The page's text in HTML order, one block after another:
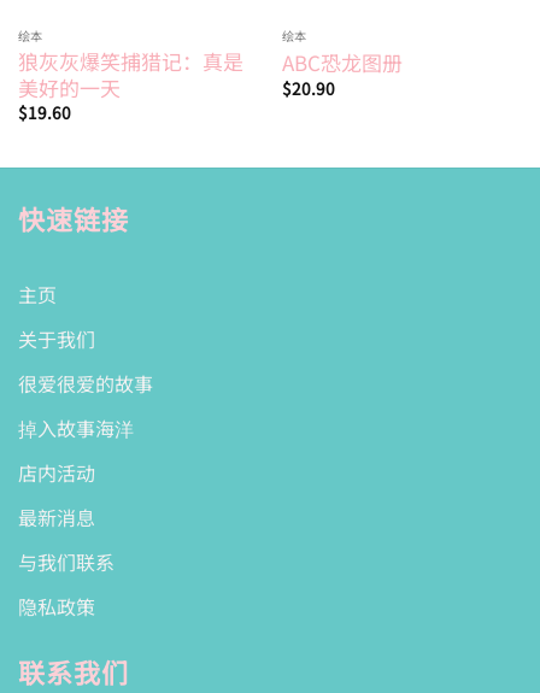
绘本
狼灰灰爆笑捕猎记：真是
美好的一天
$19.60
绘本
ABC恐龙图册
$20.90
快速链接
主页
关于我们
很爱很爱的故事
掉入故事海洋
店内活动
最新消息
与我们联系
隐私政策
联系我们